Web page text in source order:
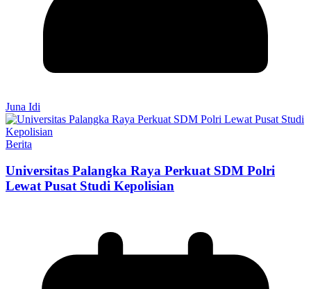
Juna Idi
Berita
Universitas Palangka Raya Perkuat SDM Polri
Lewat Pusat Studi Kepolisian